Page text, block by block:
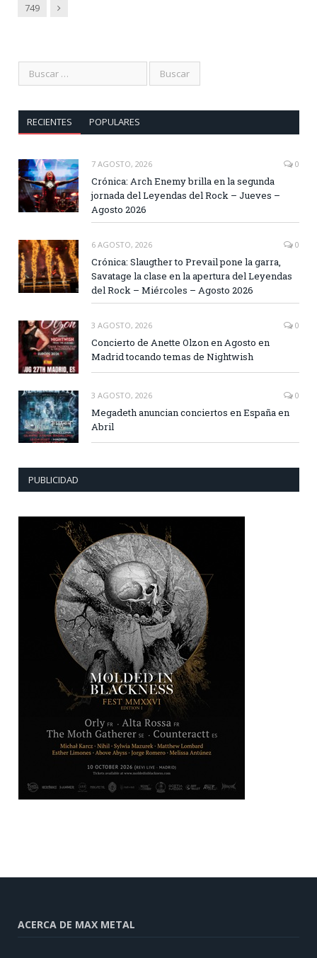
749
Siguiente
RECIENTES POPULARES
7 AGOSTO, 2026 0
Crónica: Arch Enemy brilla en la segunda
jornada del Leyendas del Rock – Jueves –
Agosto 2026
6 AGOSTO, 2026 0
Crónica: Slaugther to Prevail pone la garra,
Savatage la clase en la apertura del Leyendas
del Rock – Miércoles – Agosto 2026
3 AGOSTO, 2026 0
Concierto de Anette Olzon en Agosto en
Madrid tocando temas de Nightwish
3 AGOSTO, 2026 0
Megadeth anuncian conciertos en España en
Abril
PUBLICIDAD
ACERCA DE MAX METAL